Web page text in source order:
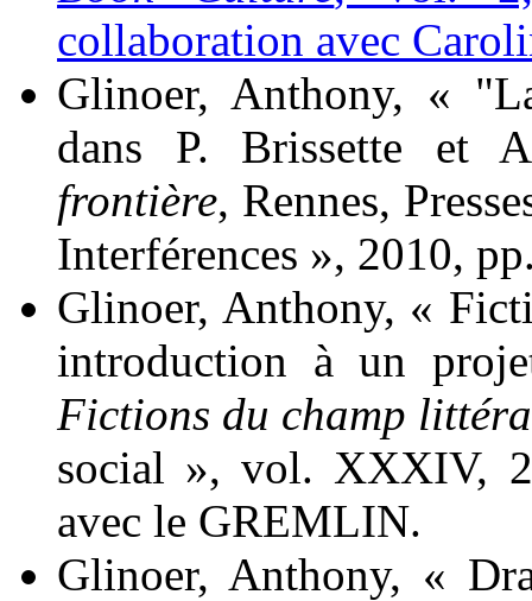
collaboration avec
Glinoer, Anthony, «
dans P. Brissette et
frontière, Rennes,
Interférences », 2010,
Glinoer, Anthony, «
introduction à un
Fictions du champ
social », vol. XXXIV,
avec le GREMLIN.
Glinoer, Anthony, «